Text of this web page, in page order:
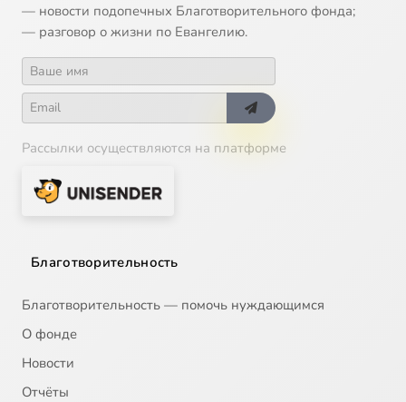
— новости подопечных Благотворительного фонда;
— разговор о жизни по Евангелию.
Рассылки осуществляются на платформе
Благотворительность
Благотворительность — помочь нуждающимся
О фонде
Новости
Отчёты